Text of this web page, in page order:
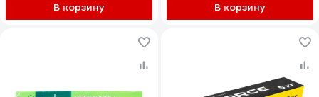
В корзину В корзину